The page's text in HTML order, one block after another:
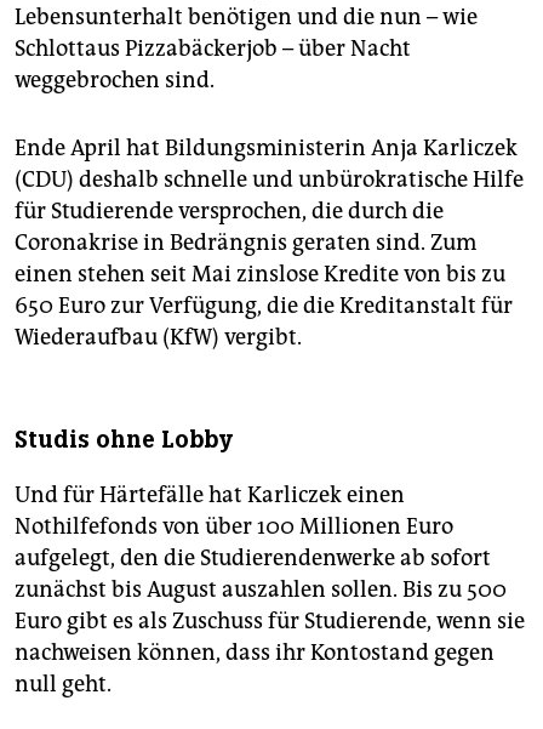
Lebensunterhalt benötigen und die nun – wie
Schlottaus Pizzabäckerjob – über Nacht
weggebrochen sind.
Ende April hat Bildungsministerin Anja Karliczek
(CDU) deshalb schnelle und unbürokratische Hilfe
für Studierende versprochen, die durch die
Coronakrise in Bedrängnis geraten sind. Zum
einen stehen seit Mai zinslose Kredite von bis zu
650 Euro zur Verfügung, die die Kreditanstalt für
Wiederaufbau (KfW) vergibt.
Studis ohne Lobby
Und für Härtefälle hat Karliczek einen
Nothilfefonds von über 100 Millionen Euro
aufgelegt, den die Studierendenwerke ab sofort
zunächst bis August auszahlen sollen. Bis zu 500
Euro gibt es als Zuschuss für Studierende, wenn sie
nachweisen können, dass ihr Kontostand gegen
null geht.